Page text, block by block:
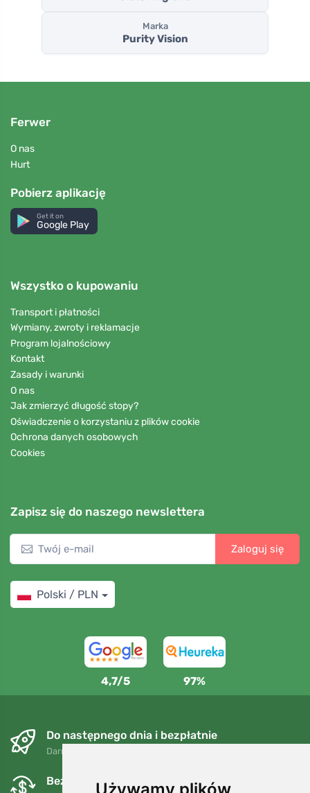
Marka
Purity Vision
Ferwer
O nas
Hurt
Pobierz aplikację
Get it on
Google Play
Wszystko o kupowaniu
Transport i płatności
Wymiany, zwroty i reklamacje
Program lojalnościowy
Kontakt
Zasady i warunki
O nas
Jak zmierzyć długość stopy?
Oświadczenie o korzystaniu z plików cookie
Ochrona danych osobowych
Cookies
Zapisz się do naszego newslettera
Zaloguj się
Polski / PLN
4,7/5 97%
Do następnego dnia i bezpłatnie
Darmowa wysyłka dla zamówień powyżej 250 PLN
Bezpłatne wymiany i zwroty